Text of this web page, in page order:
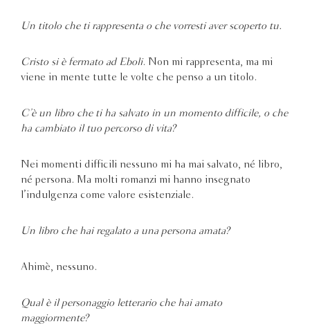
Un titolo che ti rappresenta o che vorresti aver scoperto tu.
Cristo si è fermato ad Eboli. Non mi rappresenta, ma mi
viene in mente tutte le volte che penso a un titolo.
C’è un libro che ti ha salvato in un momento difficile, o che
ha cambiato il tuo percorso di vita?
Nei momenti difficili nessuno mi ha mai salvato, né libro,
né persona. Ma molti romanzi mi hanno insegnato
l’indulgenza come valore esistenziale.
Un libro che hai regalato a una persona amata?
Ahimè, nessuno.
Qual è il personaggio letterario che hai amato
maggiormente?